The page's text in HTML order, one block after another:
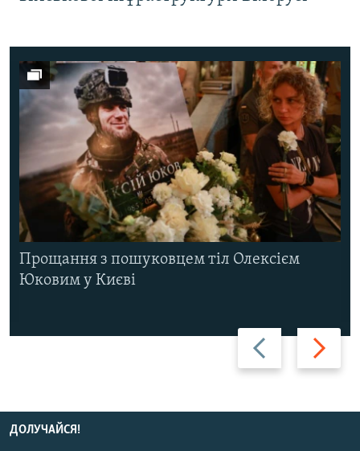
Назад Вперед
Прощання з пошуковцем тіл Олексієм
Юковим у Києві
ДОЛУЧАЙСЯ!